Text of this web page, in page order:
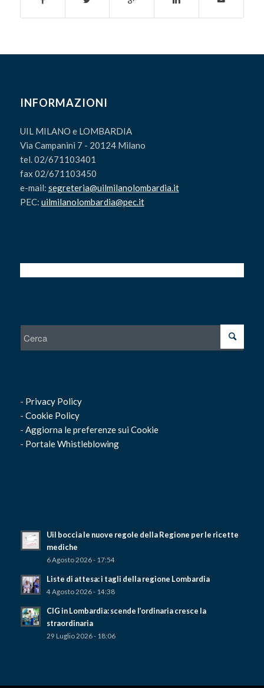
INFORMAZIONI
UIL MILANO e LOMBARDIA
Via Campanini 7 - 20124 Milano
tel. 02/671103401
fax 02/671103450
e-mail: segreteria@uilmilanolombardia.it
PEC: uilmilanolombardia@pec.it
- Privacy Policy
- Cookie Policy
- Aggiorna le preferenze sui Cookie
- Portale Whistleblowing
Uil boccia le nuove regole della Regione per le ricette
mediche
6 Agosto 2026 - 17:54
Liste di attesa: i tagli della regione Lombardia
4 Agosto 2026 - 14:38
CIG in Lombardia: scende l’ordinaria cresce la
straordinaria
29 Luglio 2026 - 18:06